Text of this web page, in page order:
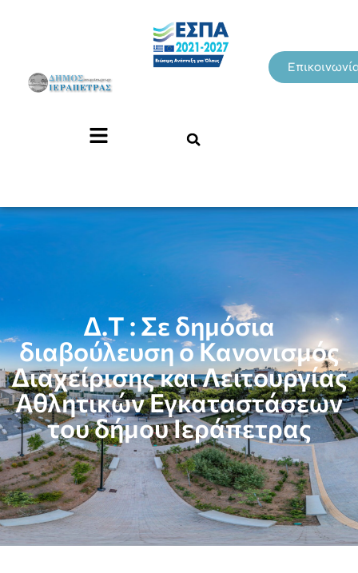
Δ.Τ : Σε δημόσια
διαβούλευση ο Κανονισμός
Διαχείρισης και Λειτουργίας
Αθλητικών Εγκαταστάσεων
του δήμου Ιεράπετρας